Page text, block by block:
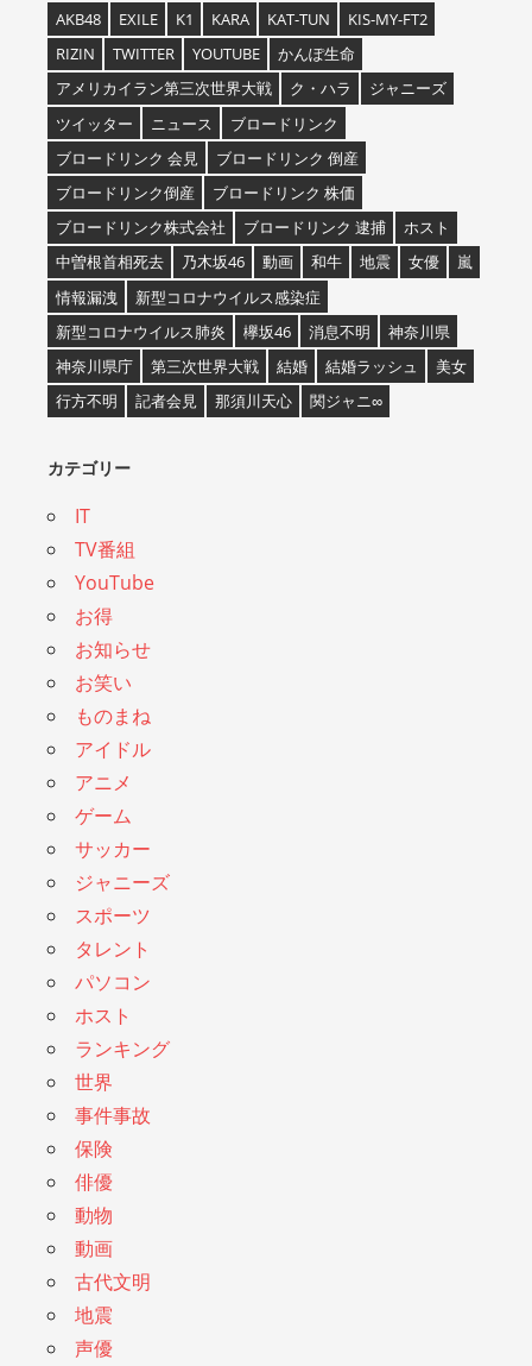
AKB48 EXILE K1 KARA KAT-TUN
KIS-MY-FT2
RIZIN
TWITTER YOUTUBE
かんぽ生命
アメリカイラン第三次世界大戦
ク・ハラ
ジャニーズ
ツイッター
ニュース
ブロードリンク
ブロードリンク 会見
ブロードリンク 倒産
ブロードリンク倒産
ブロードリンク 株価
ブロードリンク株式会社
ブロードリンク 逮捕
ホスト
中曽根首相死去
乃木坂46 動画 和牛 地震 女優
嵐
情報漏洩
新型コロナウイルス感染症
新型コロナウイルス肺炎
欅坂46 消息不明
神奈川県
神奈川県庁
第三次世界大戦 結婚 結婚ラッシュ
美女
行方不明
記者会見 那須川天心 関ジャニ∞
カテゴリー
IT
TV番組
YouTube
お得
お知らせ
お笑い
ものまね
アイドル
アニメ
ゲーム
サッカー
ジャニーズ
スポーツ
タレント
パソコン
ホスト
ランキング
世界
事件事故
保険
俳優
動物
動画
古代文明
地震
声優